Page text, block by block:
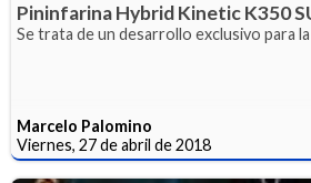
Pininfarina Hybrid Kinetic K350
Se trata de un desarrollo exclusivo para
Marcelo Palomino
Viernes, 27 de abril de 2018